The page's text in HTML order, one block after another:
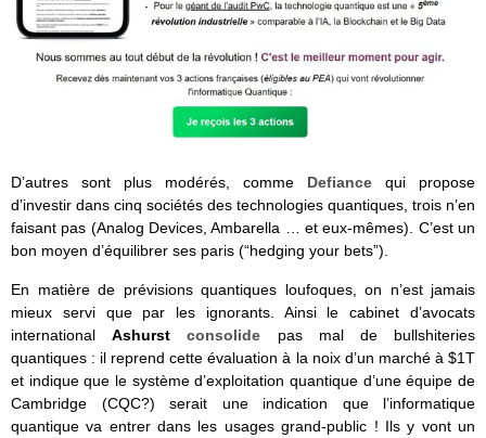
D’autres sont plus modérés, comme Defiance qui propose
d’investir dans cinq sociétés des technologies quantiques, trois n’en
faisant pas (Analog Devices, Ambarella … et eux-mêmes). C’est un
bon moyen d’équilibrer ses paris (“hedging your bets”).
En matière de prévisions quantiques loufoques, on n’est jamais
mieux servi que par les ignorants. Ainsi le cabinet d’avocats
internationalAshurstconsolide pas mal de bullshiteries
quantiques : il reprend cette évaluation à la noix d’un marché à $1T
et indique que le système d’exploitation quantique d’une équipe de
Cambridge (CQC?) serait une indication que l’informatique
quantique va entrer dans les usages grand-public ! Ils y vont un